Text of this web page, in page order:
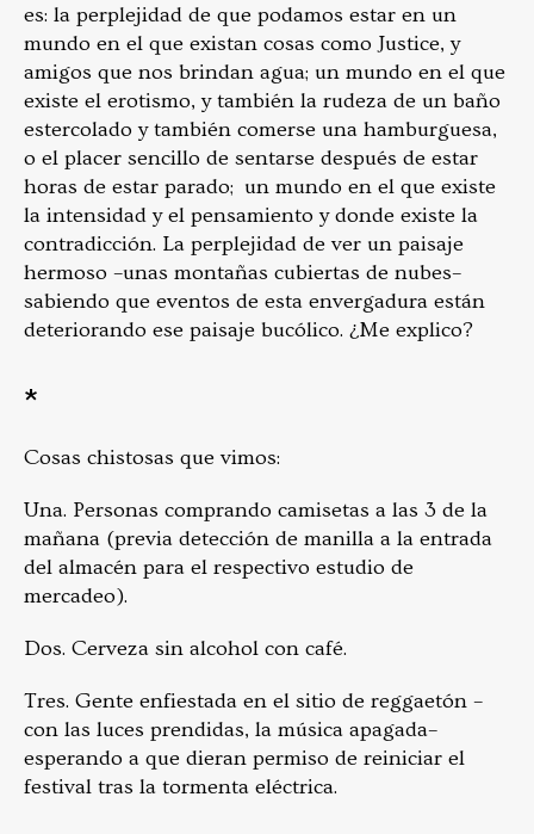
es: la perplejidad de que podamos estar en un
mundo en el que existan cosas como Justice, y
amigos que nos brindan agua; un mundo en el que
existe el erotismo, y también la rudeza de un baño
estercolado y también comerse una hamburguesa,
o el placer sencillo de sentarse después de estar
horas de estar parado; un mundo en el que existe
la intensidad y el pensamiento y donde existe la
contradicción. La perplejidad de ver un paisaje
hermoso –unas montañas cubiertas de nubes–
sabiendo que eventos de esta envergadura están
deteriorando ese paisaje bucólico. ¿Me explico?
*
Cosas chistosas que vimos:
Una. Personas comprando camisetas a las 3 de la
mañana (previa detección de manilla a la entrada
del almacén para el respectivo estudio de
mercadeo).
Dos. Cerveza sin alcohol con café.
Tres. Gente enfiestada en el sitio de reggaetón –
con las luces prendidas, la música apagada–
esperando a que dieran permiso de reiniciar el
festival tras la tormenta eléctrica.